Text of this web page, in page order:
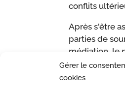
Gérer le
cookies
conflits
Après s'être
parties de
médiation, le
propose de
médiation où